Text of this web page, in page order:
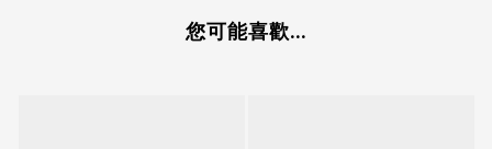
您可能喜歡...